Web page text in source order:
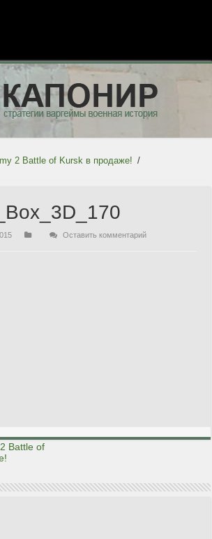
2 Battle of Kursk в продаже! /
Оставить комментарий
Battle of